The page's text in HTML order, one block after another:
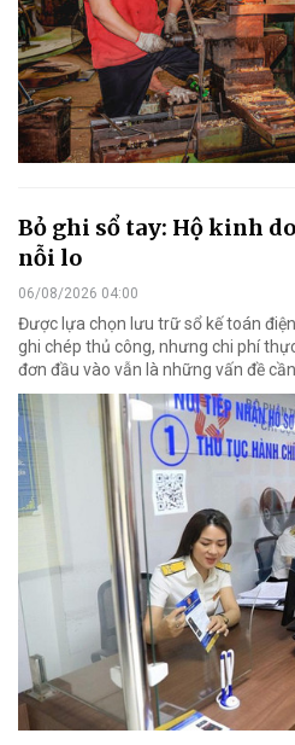
Bỏ ghi sổ tay: Hộ kinh
nỗi lo
06/08/2026 04:00
Được lựa chọn lưu trữ sổ kế toán
ghi chép thủ công, nhưng chi phí
đơn đầu vào vẫn là những vấn đề